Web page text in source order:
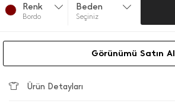
Renk
Bordo
Beden
Seçiniz
Görünümü Satın Al
Ürün Detayları